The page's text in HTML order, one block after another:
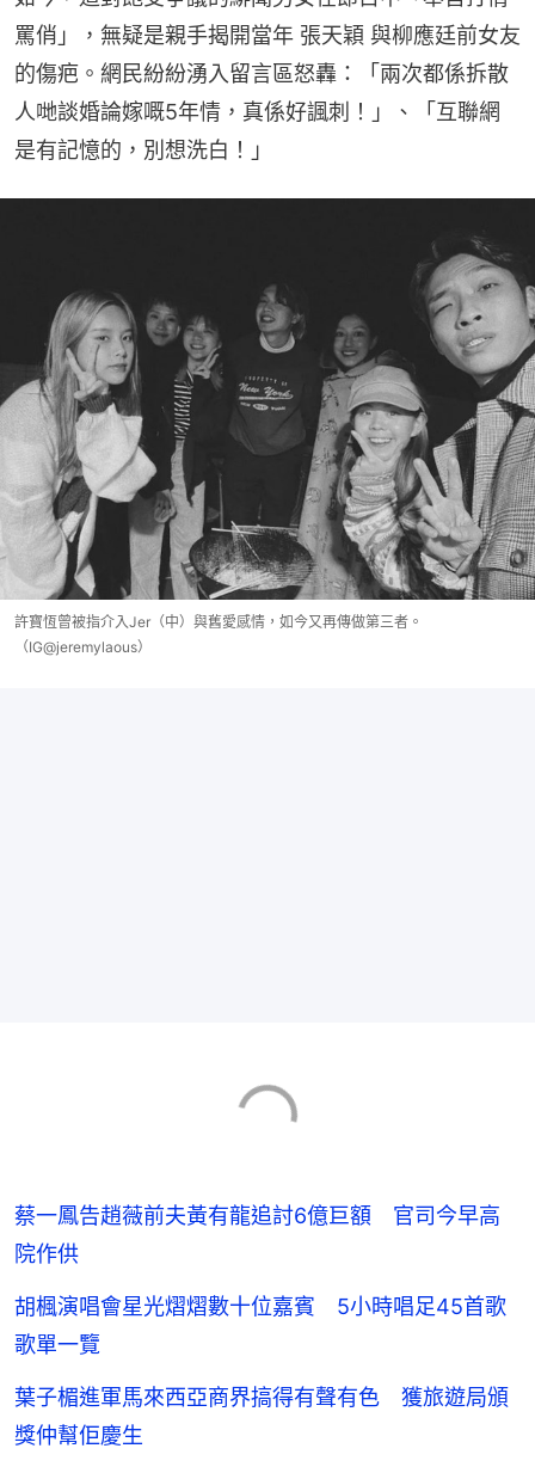
罵俏」，無疑是親手揭開當年 張天穎 與柳應廷前女友
的傷疤。網民紛紛湧入留言區怒轟：「兩次都係拆散
人哋談婚論嫁嘅5年情，真係好諷刺！」、「互聯網
是有記憶的，別想洗白！」
許寶恆曾被指介入Jer（中）與舊愛感情，如今又再傳做第三者。
（IG@jeremylaous）
蔡一鳳告趙薇前夫黃有龍追討6億巨額 官司今早高
院作供
胡楓演唱會星光熠熠數十位嘉賓 5小時唱足45首歌
歌單一覽
葉子楣進軍馬來西亞商界搞得有聲有色 獲旅遊局頒
獎仲幫佢慶生